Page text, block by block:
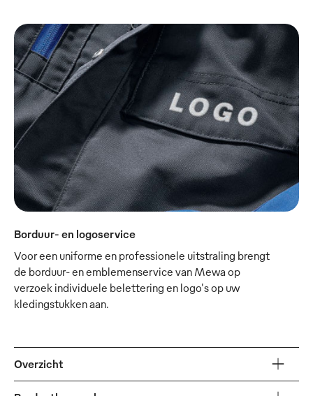
Borduur- en logoservice
Voor een uniforme en professionele uitstraling brengt
de borduur- en emblemenservice van Mewa op
verzoek individuele belettering en logo's op uw
kledingstukken aan.
Overzicht